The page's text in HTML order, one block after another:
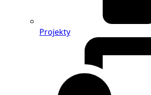
Projekty